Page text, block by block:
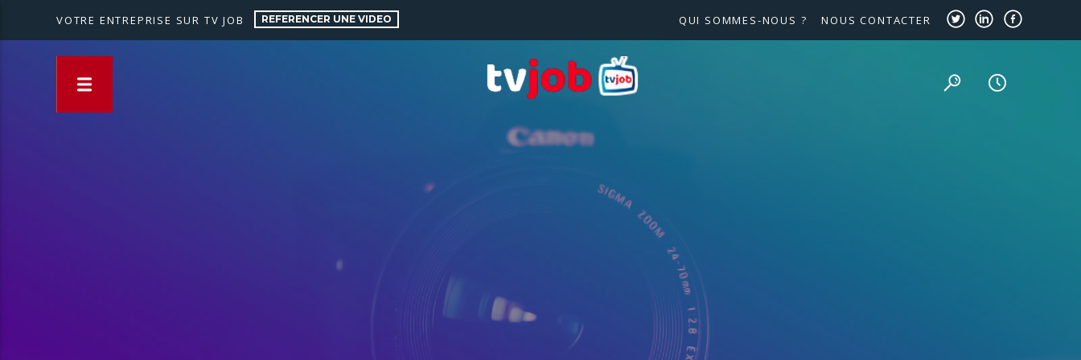
VOTRE ENTREPRISE SUR TV JOB REFERENCER UNE VIDEO NOUS CONTACTER
QUI SOMMES-NOUS ?